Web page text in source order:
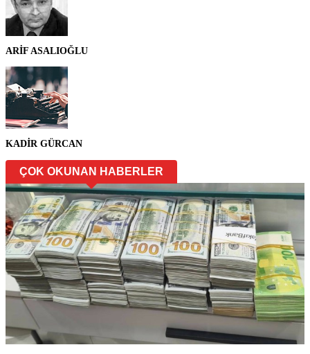
ARİF ASALIOĞLU
KADİR GÜRCAN
ÇOK OKUNAN HABERLER